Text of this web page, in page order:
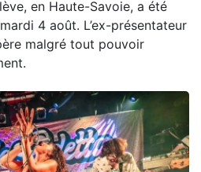
en Haute-Savoie, a été
4 août. L’ex-présentateur
malgré tout pouvoir